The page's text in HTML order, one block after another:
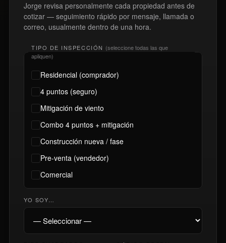
Jorge revisa personalmente cada propiedad antes de
cotizar — seguimiento rápido por mensaje, llamada o
correo, usualmente dentro de una hora.
TIPO DE INSPECCIÓN (seleccione todas las que
apliquen)
Residencial (comprador)
4 puntos (seguro)
Mitigación de viento
Combo 4 puntos + mitigación
Construcción nueva / fase
Pre-venta (vendedor)
Comercial
YO SOY…